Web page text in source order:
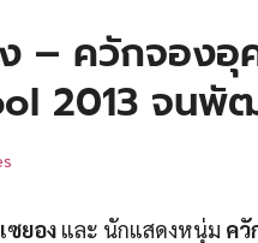
– ควักจองอุ
2013 จนพั
ซยอง และ นักแสดงหนุ่ม ควั